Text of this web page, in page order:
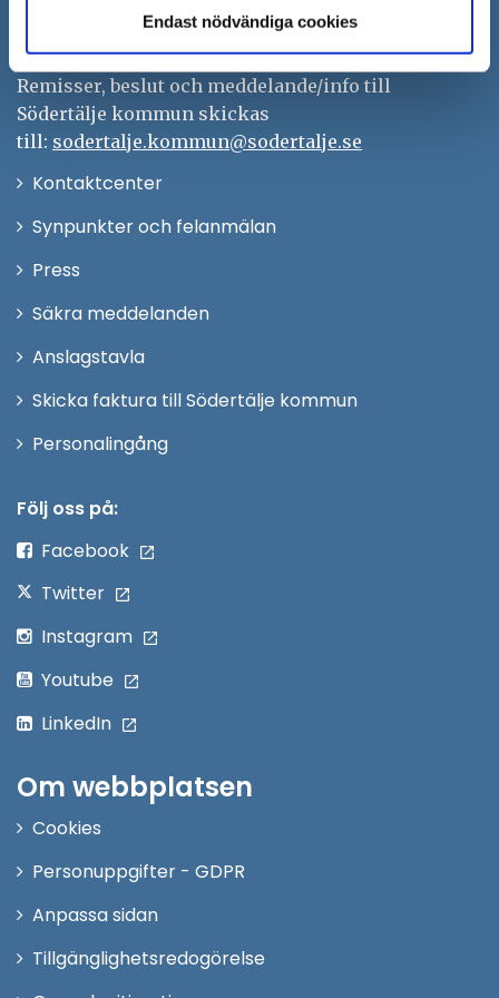
Endast nödvändiga cookies
kontaktcenter@sodertalje.se
Org.nr. 212000–0159
Remisser, beslut och meddelande/info till
Södertälje kommun skickas
till: sodertalje.kommun@sodertalje.se
KontaktcenterÖppna
Synpunkter och felanmälan
Press
fönster
Säkra meddelanden
Anslagstavla
Skicka faktura till Södertälje kommun
PersonalingångÖppna
Följ oss på:
Facebook
Twitter
Instagram
Youtube
LinkedIn
Om webbplatsen
Cookies
Personuppgifter - GDPR
Anpassa sidan
Tillgänglighetsredogörelse